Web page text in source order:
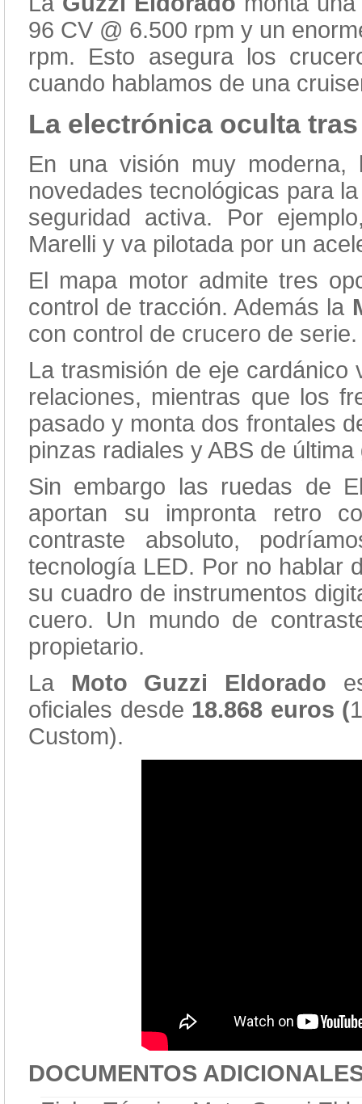
96 CV @ 6.500 rpm y un
rpm. Esto asegura los
cuando hablamos de una
La electrónica oculta
En una visión muy moderna,
novedades tecnológicas para
seguridad activa. Por
Marelli y va pilotada por un
El mapa motor admite tres
control de tracción. Además la
con control de crucero de serie.
La trasmisión de eje
relaciones, mientras que los
pasado y monta dos frontales
pinzas radiales y ABS de
Sin embargo las ruedas de
aportan su impronta retro
contraste absoluto,
tecnología LED. Por no hablar
su cuadro de instrumentos
cuero. Un mundo de
propietario.
La Moto Guzzi Eldorado
oficiales desde 18.868 euros (
Custom).
DOCUMENTOS